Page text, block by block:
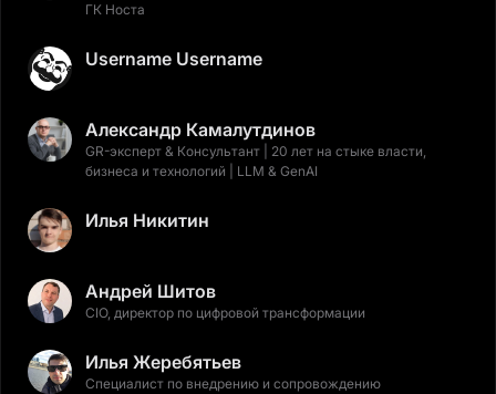
ГК Носта
Username Username
Александр Камалутдинов
GR-эксперт & Консультант | 20 лет на стыке власти,
бизнеса и технологий | LLM & GenAI
Илья Никитин
Андрей Шитов
CIO, директор по цифровой трансформации
Илья Жеребятьев
Специалист по внедрению и сопровождению